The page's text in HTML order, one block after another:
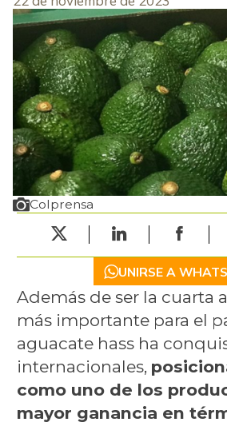
Colprensa
UNIRSE A
Además de ser la cuarta
más importante para el
aguacate hass ha
internacionales,
como uno de los
mayor ganancia en